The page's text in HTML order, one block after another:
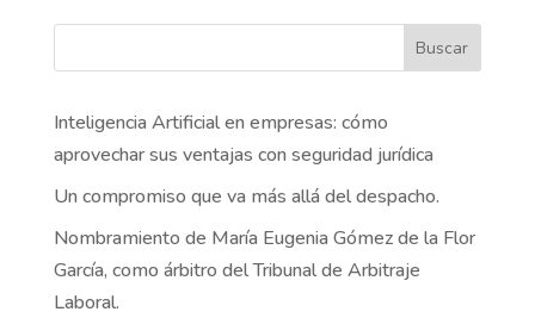
Buscar
Inteligencia Artificial en empresas: cómo
aprovechar sus ventajas con seguridad jurídica
Un compromiso que va más allá del despacho.
Nombramiento de María Eugenia Gómez de la Flor
García, como árbitro del Tribunal de Arbitraje
Laboral.